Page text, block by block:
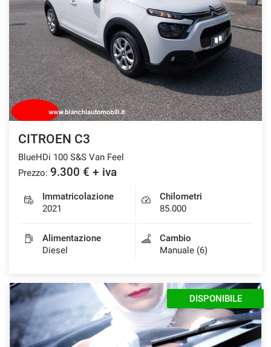
CITROEN C3
BlueHDi 100 S&S Van Feel
Prezzo: 9.300 € + iva
Immatricolazione
2021
Chilometri
85.000
Alimentazione
Diesel
Cambio
Manuale (6)
DISPONIBILE